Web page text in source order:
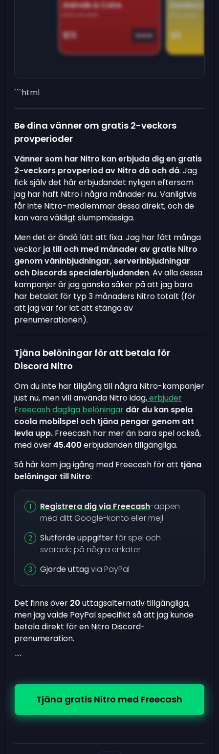
Animals & Coins
Earn on side
$13 Game
Domino
$9
```html
Be dina vänner om gratis 2-veckors
provperioder
Vänner som har Nitro kan erbjuda dig en gratis
2-veckors provperiod av Nitro då och då. Jag
fick själv det här erbjudandet nyligen eftersom
jag har haft Nitro i några månader nu. Vanligtvis
får inte Nitro-medlemmar dessa direkt, och de
kan vara väldigt slumpmässiga.
Men det är ändå lätt att fixa. Jag har fått många
veckor ja till och med månader av gratis Nitro
genom väninbjudningar, serverinbjudningar
och Discords specialerbjudanden. Av alla dessa
kampanjer är jag ganska säker på att jag bara
har betalat för typ 3 månaders Nitro totalt (för
att jag var för lat att stänga av
prenumerationen).
Tjäna belöningar för att betala för
Discord Nitro
Om du inte har tillgång till några Nitro-kampanjer
just nu, men vill använda Nitro idag,erbjuder
Freecash dagliga belöningar där du kan spela
coola mobilspel och tjäna pengar genom att
levla upp. Freecash har mer än bara spel också,
med över 45.400 erbjudanden tillgängliga.
Så här kom jag igång med Freecash för att tjäna
belöningar till Nitro:
Registrera dig via Freecash-appen
med ditt Google-konto eller mejl
Slutförde uppgifterför spel och
svarade på några enkäter
Gjorde uttagvia PayPal
Det finns över 20 uttagsalternativ tillgängliga,
men jag valde PayPal specifikt så att jag kunde
betala direkt för en Nitro Discord-
prenumeration.
```
Tjäna gratis Nitro med Freecash